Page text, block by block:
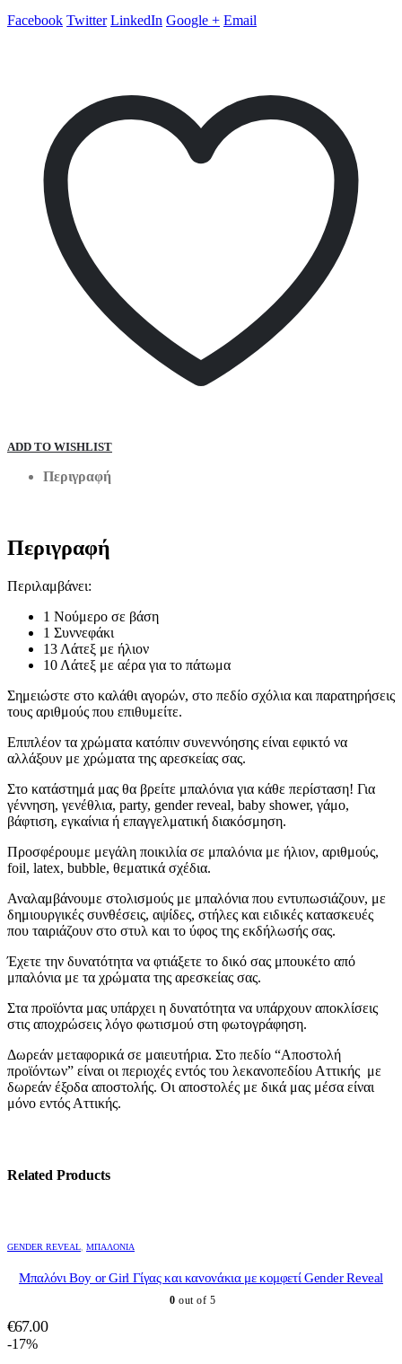
Facebook Twitter LinkedIn Google + Email
ADD TO WISHLIST
Περιγραφή
Περιγραφή
Περιλαμβάνει:
1 Νούμερο σε βάση
1 Συννεφάκι
13 Λάτεξ με ήλιον
10 Λάτεξ με αέρα για το πάτωμα
Σημειώστε στο καλάθι αγορών, στο πεδίο σχόλια και παρατηρήσεις
τους αριθμούς που επιθυμείτε.
Επιπλέον τα χρώματα κατόπιν συνεννόησης είναι εφικτό να
αλλάξουν με χρώματα της αρεσκείας σας.
Στο κατάστημά μας θα βρείτε μπαλόνια για κάθε περίσταση! Για
γέννηση, γενέθλια, party, gender reveal, baby shower, γάμο,
βάφτιση, εγκαίνια ή επαγγελματική διακόσμηση.
Προσφέρουμε μεγάλη ποικιλία σε μπαλόνια με ήλιον, αριθμούς,
foil, latex, bubble, θεματικά σχέδια.
Αναλαμβάνουμε στολισμούς με μπαλόνια που εντυπωσιάζουν, με
δημιουργικές συνθέσεις, αψίδες, στήλες και ειδικές κατασκευές
που ταιριάζουν στο στυλ και το ύφος της εκδήλωσής σας.
Έχετε την δυνατότητα να φτιάξετε το δικό σας μπουκέτο από
μπαλόνια με τα χρώματα της αρεσκείας σας.
Στα προϊόντα μας υπάρχει η δυνατότητα να υπάρχουν αποκλίσεις
στις αποχρώσεις λόγο φωτισμού στη φωτογράφηση.
Δωρεάν μεταφορικά σε μαιευτήρια. Στο πεδίο “Αποστολή
προϊόντων” είναι οι περιοχές εντός του λεκανοπεδίου Αττικής με
δωρεάν έξοδα αποστολής. Οι αποστολές με δικά μας μέσα είναι
μόνο εντός Αττικής.
Related Products
GENDER REVEAL ΜΠΑΛΌΝΙΑ
Μπαλόνι Boy or Girl Γίγας και κανονάκια με κομφετί Gender Reveal
0 out of 5
€67.00
-17%